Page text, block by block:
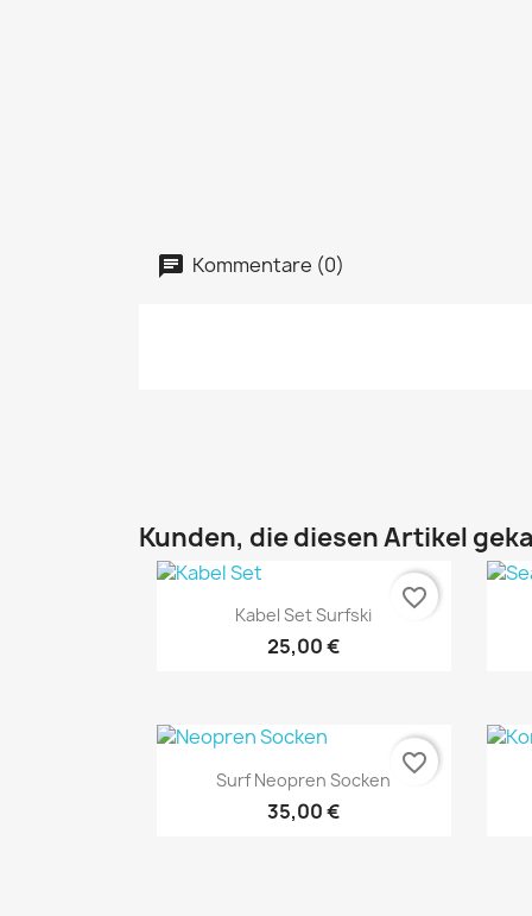
Kommentare (0)
Kunden, die diesen Artikel
Vorschau
Kabel Set Surfski
25,00 €
favorite_border
Vorschau
Surf Neopren Socken
35,00 €
favorite_border